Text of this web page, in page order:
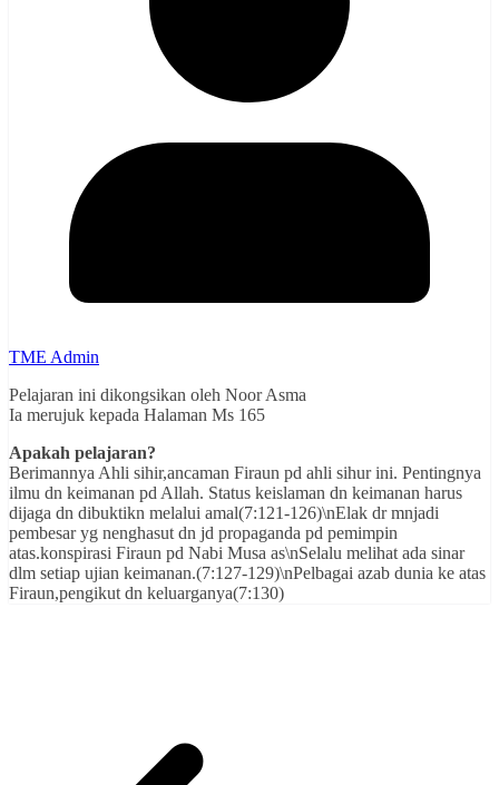
TME Admin
Pelajaran ini dikongsikan oleh Noor Asma
Ia merujuk kepada Halaman Ms 165
Apakah pelajaran?
Berimannya Ahli sihir,ancaman Firaun pd ahli sihur ini. Pentingnya
ilmu dn keimanan pd Allah. Status keislaman dn keimanan harus
dijaga dn dibuktikn melalui amal(7:121-126)\nElak dr mnjadi
pembesar yg nenghasut dn jd propaganda pd pemimpin
atas.konspirasi Firaun pd Nabi Musa as\nSelalu melihat ada sinar
dlm setiap ujian keimanan.(7:127-129)\nPelbagai azab dunia ke atas
Firaun,pengikut dn keluarganya(7:130)